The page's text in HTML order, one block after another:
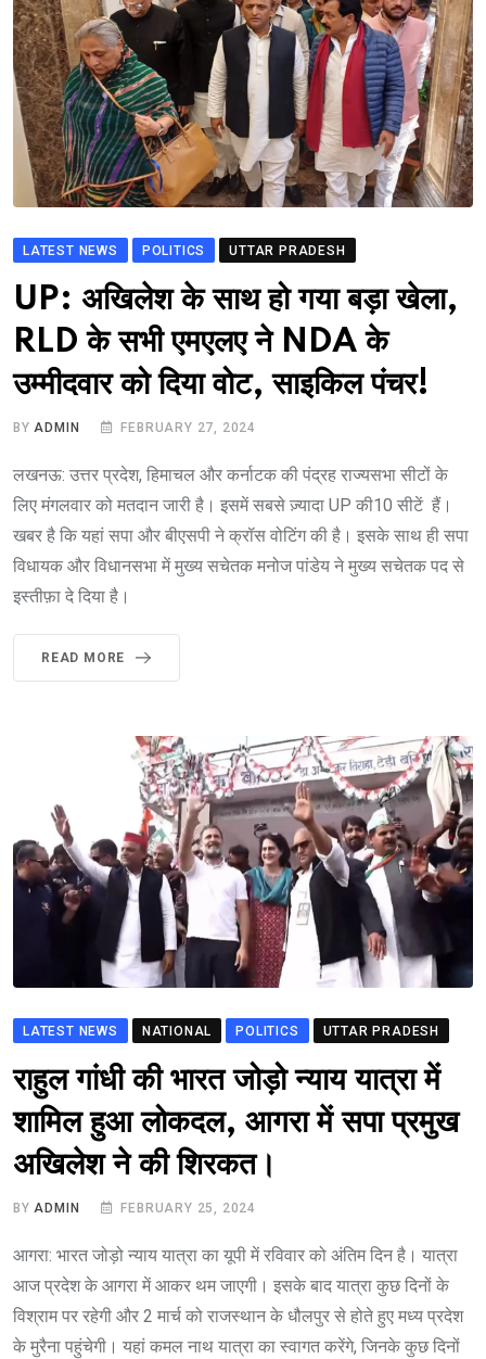
LATEST NEWS POLITICS UTTAR PRADESH
UP: अखिलेश के साथ हो गया बड़ा खेला,
RLD के सभी एमएलए ने NDA के
उम्मीदवार को दिया वोट, साइकिल पंचर!
BYADMIN FEBRUARY 27, 2024
लखनऊ: उत्तर प्रदेश, हिमाचल और कर्नाटक की पंद्रह राज्यसभा सीटों के
लिए मंगलवार को मतदान जारी है। इसमें सबसे ज़्यादा UP की10 सीटें हैं।
खबर है कि यहां सपा और बीएसपी ने क्रॉस वोटिंग की है। इसके साथ ही सपा
विधायक और विधानसभा में मुख्य सचेतक मनोज पांडेय ने मुख्य सचेतक पद से
इस्तीफ़ा दे दिया है।
READ MORE
LATEST NEWS NATIONAL POLITICS UTTAR PRADESH
राहुल गांधी की भारत जोड़ो न्याय यात्रा में
शामिल हुआ लोकदल, आगरा में सपा प्रमुख
अखिलेश ने की शिरकत।
BYADMIN FEBRUARY 25, 2024
आगरा: भारत जोड़ो न्याय यात्रा का यूपी में रविवार को अंतिम दिन है। यात्रा
आज प्रदेश के आगरा में आकर थम जाएगी। इसके बाद यात्रा कुछ दिनों के
विश्राम पर रहेगी और 2 मार्च को राजस्थान के धौलपुर से होते हुए मध्य प्रदेश
के मुरैना पहुंचेगी। यहां कमल नाथ यात्रा का स्वागत करेंगे, जिनके कुछ दिनों